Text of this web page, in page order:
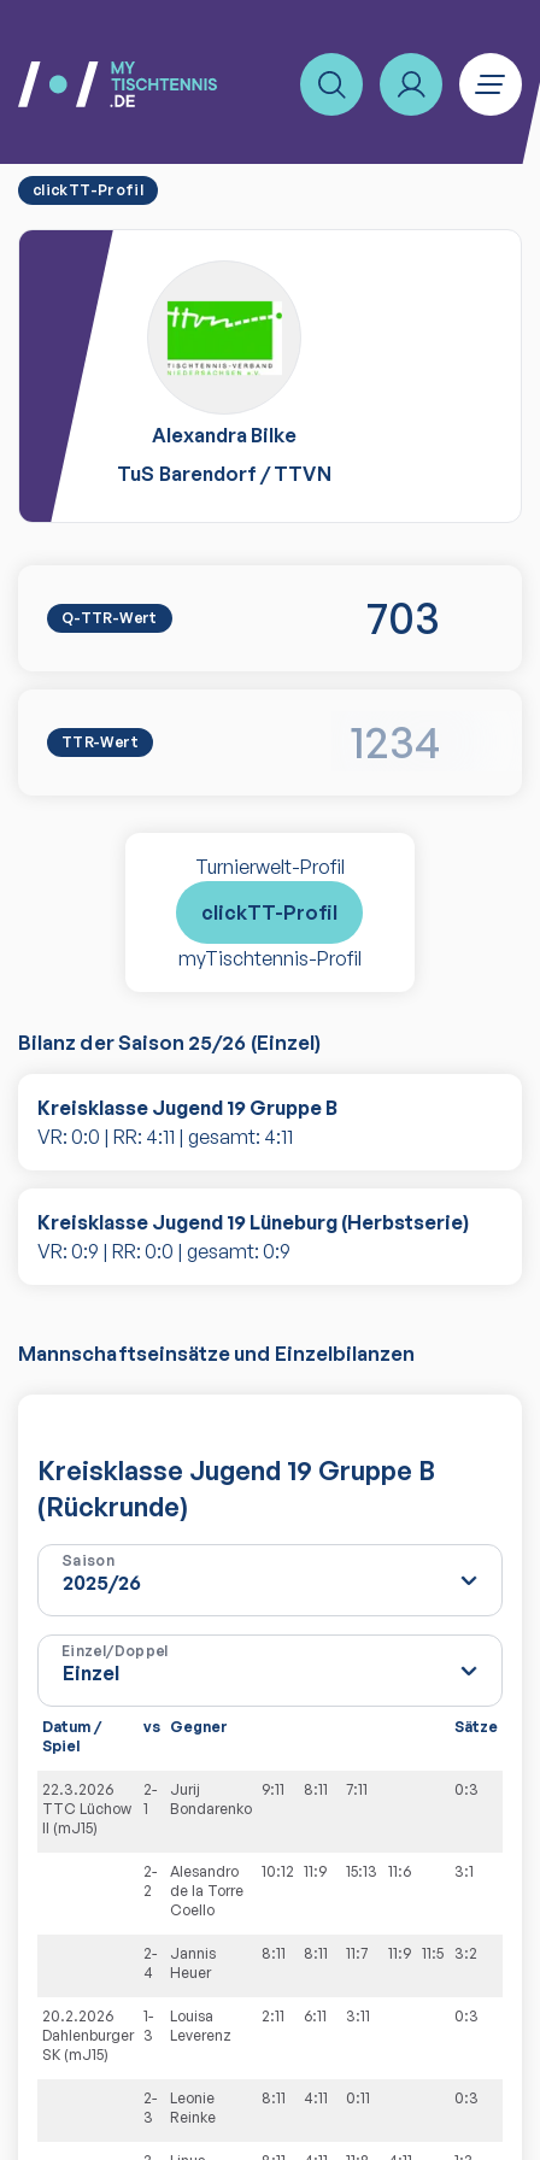
clickTT-Profil
Alexandra Bilke
TuS Barendorf /TTVN
Q-TTR-Wert 703
TTR-Wert 1234
Turnierwelt-Profil
clickTT-Profil
myTischtennis-Profil
Bilanz der Saison 25/26 (Einzel)
Kreisklasse Jugend 19 Gruppe B
VR: 0:0 | RR: 4:11 | gesamt: 4:11
Kreisklasse Jugend 19 Lüneburg (Herbstserie)
VR: 0:9 | RR: 0:0 | gesamt: 0:9
Mannschaftseinsätze und Einzelbilanzen
Kreisklasse Jugend 19 Gruppe B
(Rückrunde)
Saison
Einzel/Doppel
Datum /
Spiel
vs Gegner Sätze
22.3.2026
TTC Lüchow
II (mJ15)
2-
1
Jurij
Bondarenko
9:11 8:11 7:11 0:3
2-
2
Alesandro
de la Torre
Coello
10:12 11:9 15:13 11:6 3:1
2-
4
Jannis
Heuer
8:11 8:11 11:7 11:9 11:5 3:2
20.2.2026
Dahlenburger
SK (mJ15)
1-
3
Louisa
Leverenz
2:11 6:11 3:11 0:3
2-
3
Leonie
Reinke
8:11 4:11 0:11 0:3